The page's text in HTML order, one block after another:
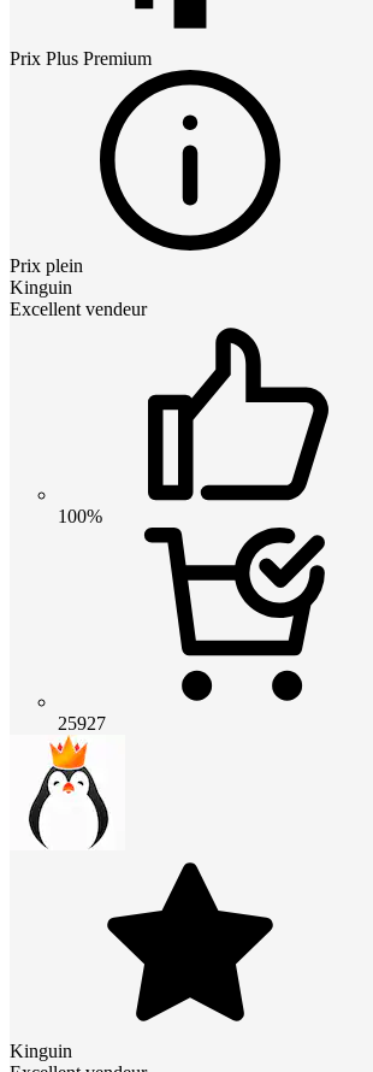
Prix Plus Premium
Prix plein
Kinguin
Excellent vendeur
100%
25927
Kinguin